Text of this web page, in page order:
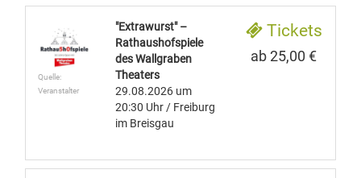
Quelle:
Veranstalter
"Extrawurst" –
Rathaushofspiele
des Wallgraben
Theaters
29.08.2026 um
20:30 Uhr / Freiburg
im Breisgau
Tickets
ab 25,00 €